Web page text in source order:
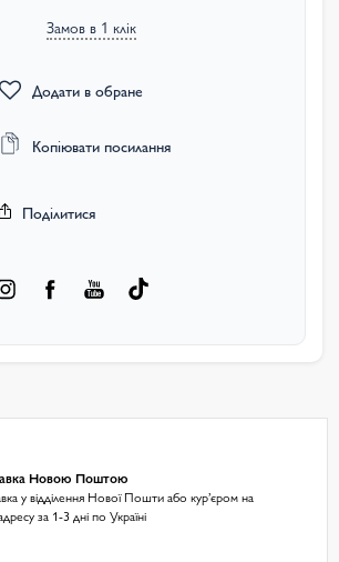
Замов в 1 клік
Додати в обране
Копіювати посилання
Поділитися
Новою Поштою
у відділення Нової Пошти або курʼєром на
за 1-3 дні по Україні